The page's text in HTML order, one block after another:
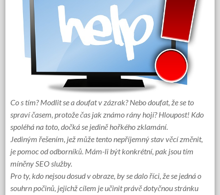
Co s tím? Modlit se a doufat v zázrak? Nebo doufat, že se to
spraví časem, protože čas jak známo rány hojí? Hloupost! Kdo
spoléhá na toto, dočká se jedině hořkého zklamání.
Jediným řešením, jež může tento nepříjemný stav věcí změnit,
je pomoc od odborníků. Mám-li být konkrétní, pak jsou tím
míněnySEO služby.
Pro ty, kdo nejsou dosud v obraze, by se dalo říci, že se jedná o
souhrn počinů, jejichž cílem je učinit právě dotyčnou stránku